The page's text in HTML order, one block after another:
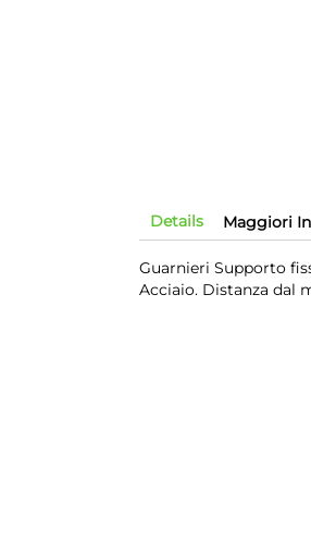
Details
Guarnieri Supporto
Acciaio. Distanza dal
Maggiori